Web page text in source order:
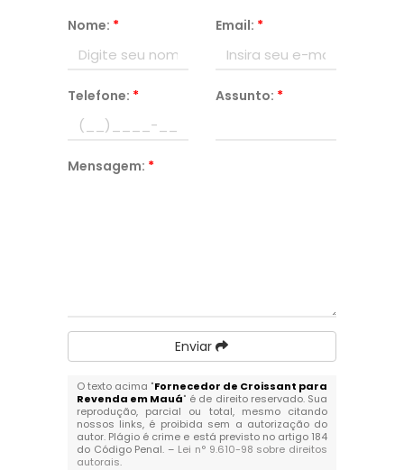
Nome: * Email: *
Telefone: * Assunto: *
Mensagem: *
Enviar
O texto acima "Fornecedor de Croissant para
Revenda em Mauá" é de direito reservado. Sua
reprodução, parcial ou total, mesmo citando
nossos links, é proibida sem a autorização do
autor. Plágio é crime e está previsto no artigo 184
do Código Penal. – Lei n° 9.610-98 sobre direitos
autorais.